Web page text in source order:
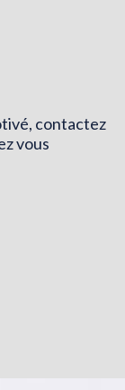
contactez
vous